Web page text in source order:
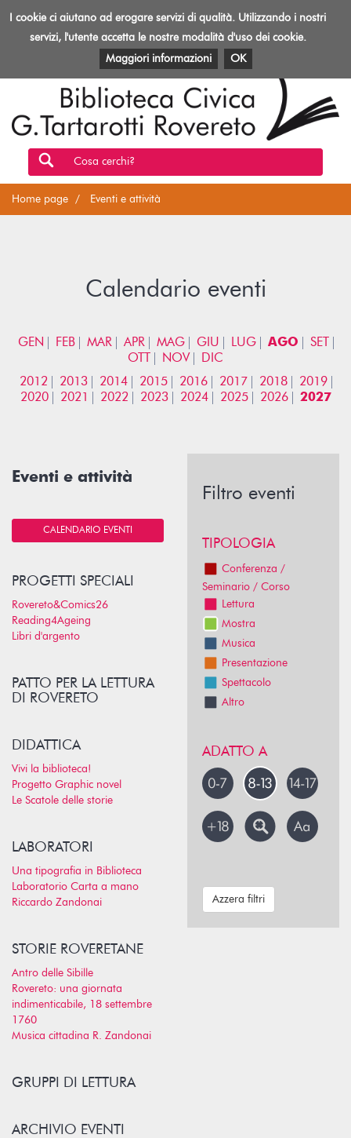
Toggle
Biblioteca
Rovereto
EVENTI E ATTIVITÀ PATRIMONIO E RISORSE
Cosa cerchi?
Home page Eventi e attività
Calendario eventi
GEN FEB MAR APR MAG GIU LUG AGO
SET
OTT
NOV
DIC
2012
2013 2014 2015 2016 2017 2018
2019
2020
2021 2022 2023 2024 2025 2026 2027
Eventi e attività
CALENDARIO EVENTI
PROGETTI SPECIALI
Rovereto&Comics26
Reading4Ageing
Libri d'argento
PATTO PER LA LETTURA
DI ROVERETO
DIDATTICA
Vivi la biblioteca!
Progetto Graphic novel
Le Scatole delle storie
LABORATORI
Una tipografia in Biblioteca
Laboratorio Carta a mano
Riccardo Zandonai
STORIE ROVERETANE
Antro delle Sibille
Rovereto: una giornata
indimenticabile, 18 settembre
1760
Musica cittadina R. Zandonai
GRUPPI DI LETTURA
ARCHIVIO EVENTI
Filtro eventi
TIPOLOGIA
Conferenza /
Seminario / Corso
Lettura
Mostra
Musica
Presentazione
Spettacolo
Altro
ADATTO A
Azzera filtri
I cookie ci aiutano ad erogare servizi di qualità. Utilizzando i nostri
servizi, l'utente accetta le nostre modalità d'uso dei cookie.
Maggiori informazioni
OK